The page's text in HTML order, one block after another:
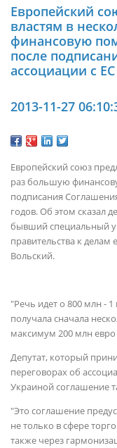
Европейский
властям в
финансовую
после
ассоциации с
2013-11-27
Европейский союз
раз большую
подписания
годов. Об этом сказал
бывший специальный
правительства к
Вольский.
"Речь идет о 800 млн -
получала сначала
максимум 200 млн евро
Депутат, который
переговорах об
Украиной соглашение
"Это соглашение
не только в сфере
также через